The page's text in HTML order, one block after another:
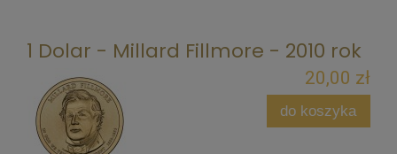
1 Dolar - Millard Fillmore - 2010 rok
20,00 zł
do koszyka